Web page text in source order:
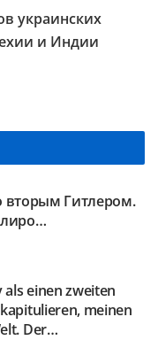
украинских
и Индии
вторым Гитлером.
einen zweiten
meinen
Der…